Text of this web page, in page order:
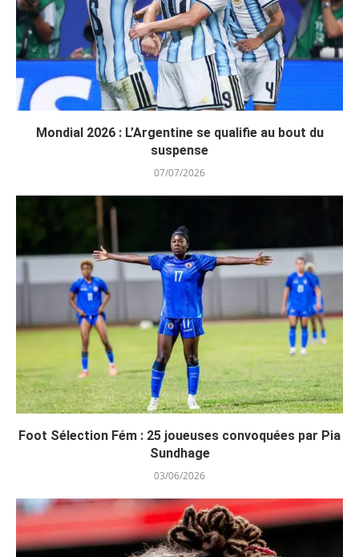
Mondial 2026 : L’Argentine se qualifie au bout du
suspense
07/07/2026
Foot Sélection Fém : 25 joueuses convoquées par Pia
Sundhage
03/06/2026